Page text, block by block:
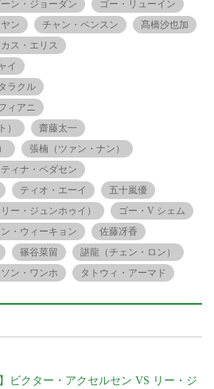
ン・ジョーダン
ゴー・リューイン
ン チャン・ペンスン
髙橋沙也加
ス・エリス
イ
ラクル
ィアニ
）
齋藤太一
張楠（ツァン・ナン）
ィナ・ペダセン
ティオ・エーイ
五十嵐優
ー・ジュンホゥイ）
ゴー・V シェム
ン・ウィーキョン
佐藤冴香
篠谷菜留
諶龍（チェン・ロン）
ソン・ワンホ タトウィ・アーマド
】ビクター・アクセルセン VS リー・ジ